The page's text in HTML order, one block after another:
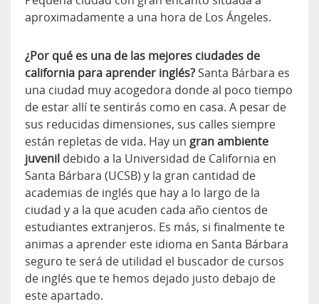
aproximadamente a una hora de Los Ángeles.
¿Por qué es una de las mejores ciudades de
california para aprender inglés? Santa Bárbara es
una ciudad muy acogedora donde al poco tiempo
de estar allí te sentirás como en casa. A pesar de
sus reducidas dimensiones, sus calles siempre
están repletas de vida. Hay un gran ambiente
juvenil debido a la Universidad de California en
Santa Bárbara (UCSB) y la gran cantidad de
academias de inglés que hay a lo largo de la
ciudad y a la que acuden cada año cientos de
estudiantes extranjeros. Es más, si finalmente te
animas a aprender este idioma en Santa Bárbara
seguro te será de utilidad el buscador de cursos
de inglés que te hemos dejado justo debajo de
este apartado.